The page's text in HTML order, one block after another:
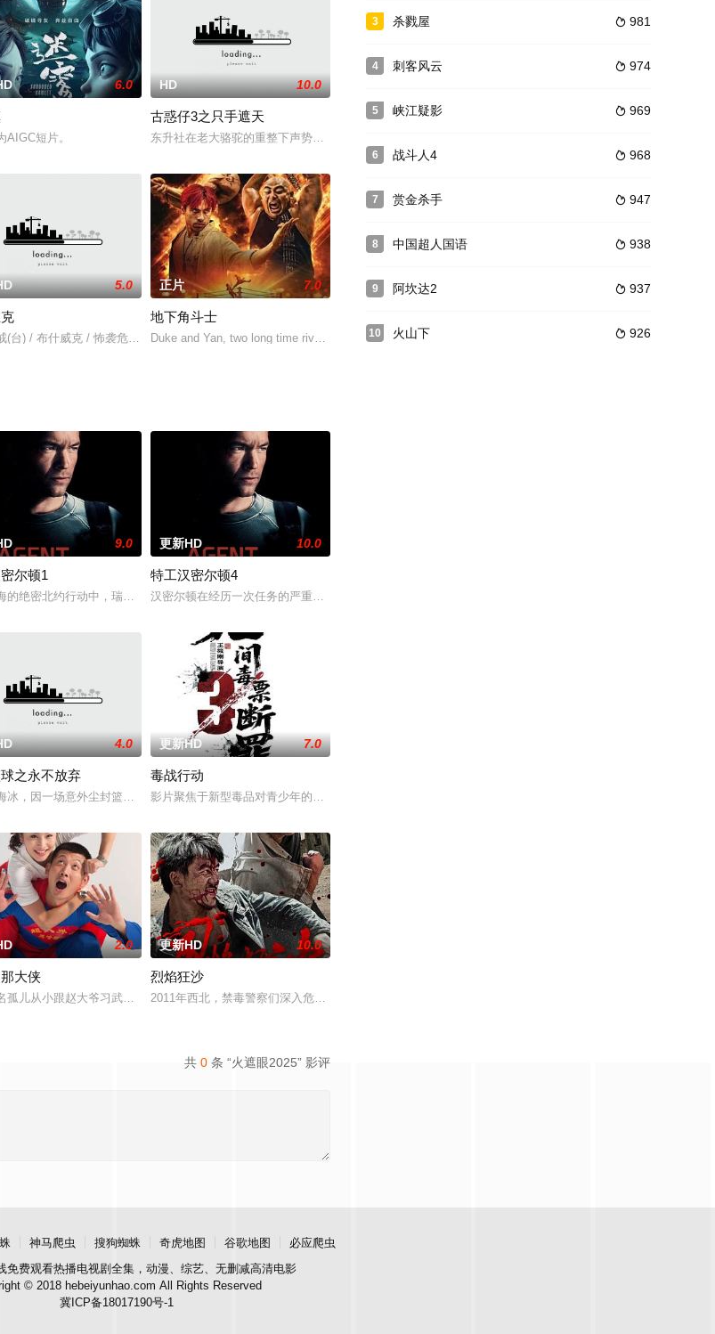
天而积极，感性和机智。面对现实的犯罪世界，她们对正义的信念绝不动摇，凡事尽力而为。她们无端被卷入一宗珠宝劫案中，而劫匪
6.0
AIGC短片。
HD 10.0
古惑仔3之只手遮天
东升社在老大骆驼的重整下声势日盛，而洪兴社在蒋天生（任达华饰）的管理下亦蒸蒸日上。两个帮派暗中
儿，也是一个爱国者。但是不愿见到父亲帮助袁世凯以国家的名义向外国银行借贷巨款，让国家的财务更雪上加霜，于是偷偷与革命人
5.0
(台) / 布什威克 / 怖袭危刻(豆友译名)
正片 7.0
地下角斗士
Duke and Yan, two long time rivals, are competing in the world’s most dangerous underground fighting
英队长陈梓静（于文文 饰）率队员金凤（卢靖姗 饰）、齐燕（蒋璐霞 饰）、宁宝儿（屈菁菁 饰）等全队出击，“绝密任务”限时12小时
女小茜和依依，被迫出手击杀黑帮一伙而暴露身份。幕后黑手向爷派杀手左轮抓住母女二人要挟并引出老吴。老吴救人不及受伤被捕，
9.0
尔顿1
的绝密北约行动中，瑞典攻击潜水员遇害。汉密尔顿，受害者的老友，前往法国土伦军事基地展开调查。他与克里斯汀伪装身份，深入
更新HD 10.0
特工汉密尔顿4
汉密尔顿在经历一次任务的严重后果后，陷入了自我毁灭的状态。然而，他被说服去执行他最擅长的任务
器材料。他被调至布鲁塞尔担任国防部长保镖，而叛乱分子计划在欧盟峰会期间进行暴力行动。
陷囹圄在即，叶庭急召其子叶护相见。叶护心知父亲蒙冤，却无力翻案，只得冒险护送父亲逃亡。途中一行人遭都尉率人追杀，为保父
4.0
之永不放弃
冰，因一场意外尘封篮球梦。为完成病危师兄的嘱托，他接手一支被嘲为“无胜利队”的业余球队。当一群问题少年遇上背负阴影的教练
更新HD 7.0
毒战行动
影片聚焦于新型毒品对青少年的危害，对社会秩序的破坏为主题，旨在通过电影让观众意识到毒品的可怕，
受奢靡的派对狂欢。然而他们浑然不知，这趟旅程不过是一场精心布局的犯罪幌子，幕后主谋正是行事冷酷、算无遗策的危险人物“伯恩
自己，转眼已是四年。失去挚友、挚爱与亲人的陪伴，他独自重返街头，以全职蜘蛛侠的身份坚守使命，守护整座城市。然而，日益沉
2.0
大侠
孤儿从小跟赵大爷习武收废品，做事一根筋的他总被误解。在经历一次重大事件后，被迫加入保健品公司，实现了自我价值体验到社会存
更新HD 10.0
烈焰狂沙
2011年西北，禁毒警察们深入危险境地，与毒贩展开了一场惊心动魄的较量。三年后，杨天追查战友马超遇
共 0 条 “火遮眼2025” 影评
3  981
杀戮屋
4  974
刺客风云
5  969
峡江疑影
6  968
战斗人4
7  947
赏金杀手
8  938
中国超人国语
9  937
阿坎达2
10  926
火山下
神马爬虫 搜狗蜘蛛 奇虎地图 谷歌地图
必应爬虫
免费观看热播电视剧全集，动漫、综艺、无删减高清电影
© 2018 hebeiyunhao.com All Rights Reserved
冀ICP备18017190号-1